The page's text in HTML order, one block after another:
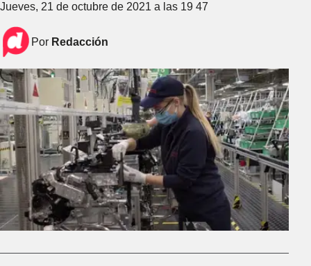
Jueves, 21 de octubre de 2021 a las 19 47
Por Redacción